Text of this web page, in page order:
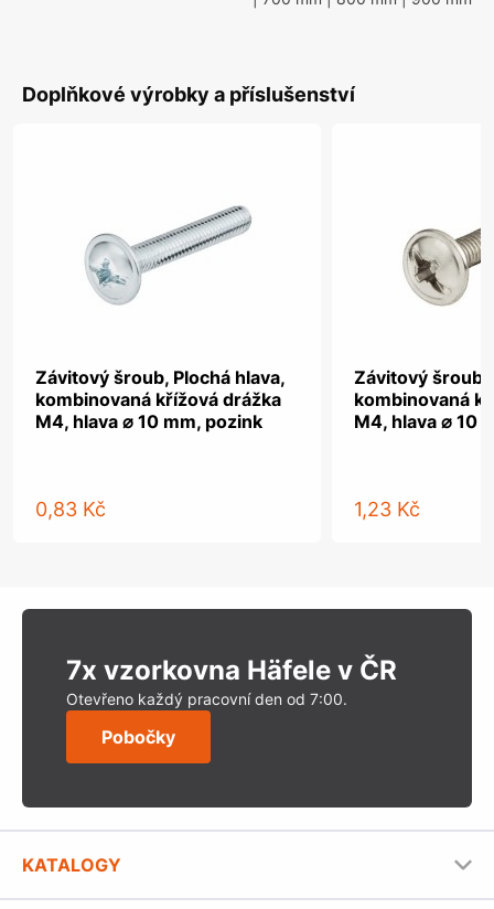
Doplňkové výrobky a příslušenství
Závitový šroub, Plochá hlava,
kombinovaná křížová drážka
M4, hlava ⌀ 10 mm, pozink
0,83 Kč
Závitový šroub,
kombinovaná
M4, hlava ⌀ 10
1,23 Kč
7x vzorkovna Häfele v ČR
Otevřeno každý pracovní den od 7:00.
Pobočky
KATALOGY